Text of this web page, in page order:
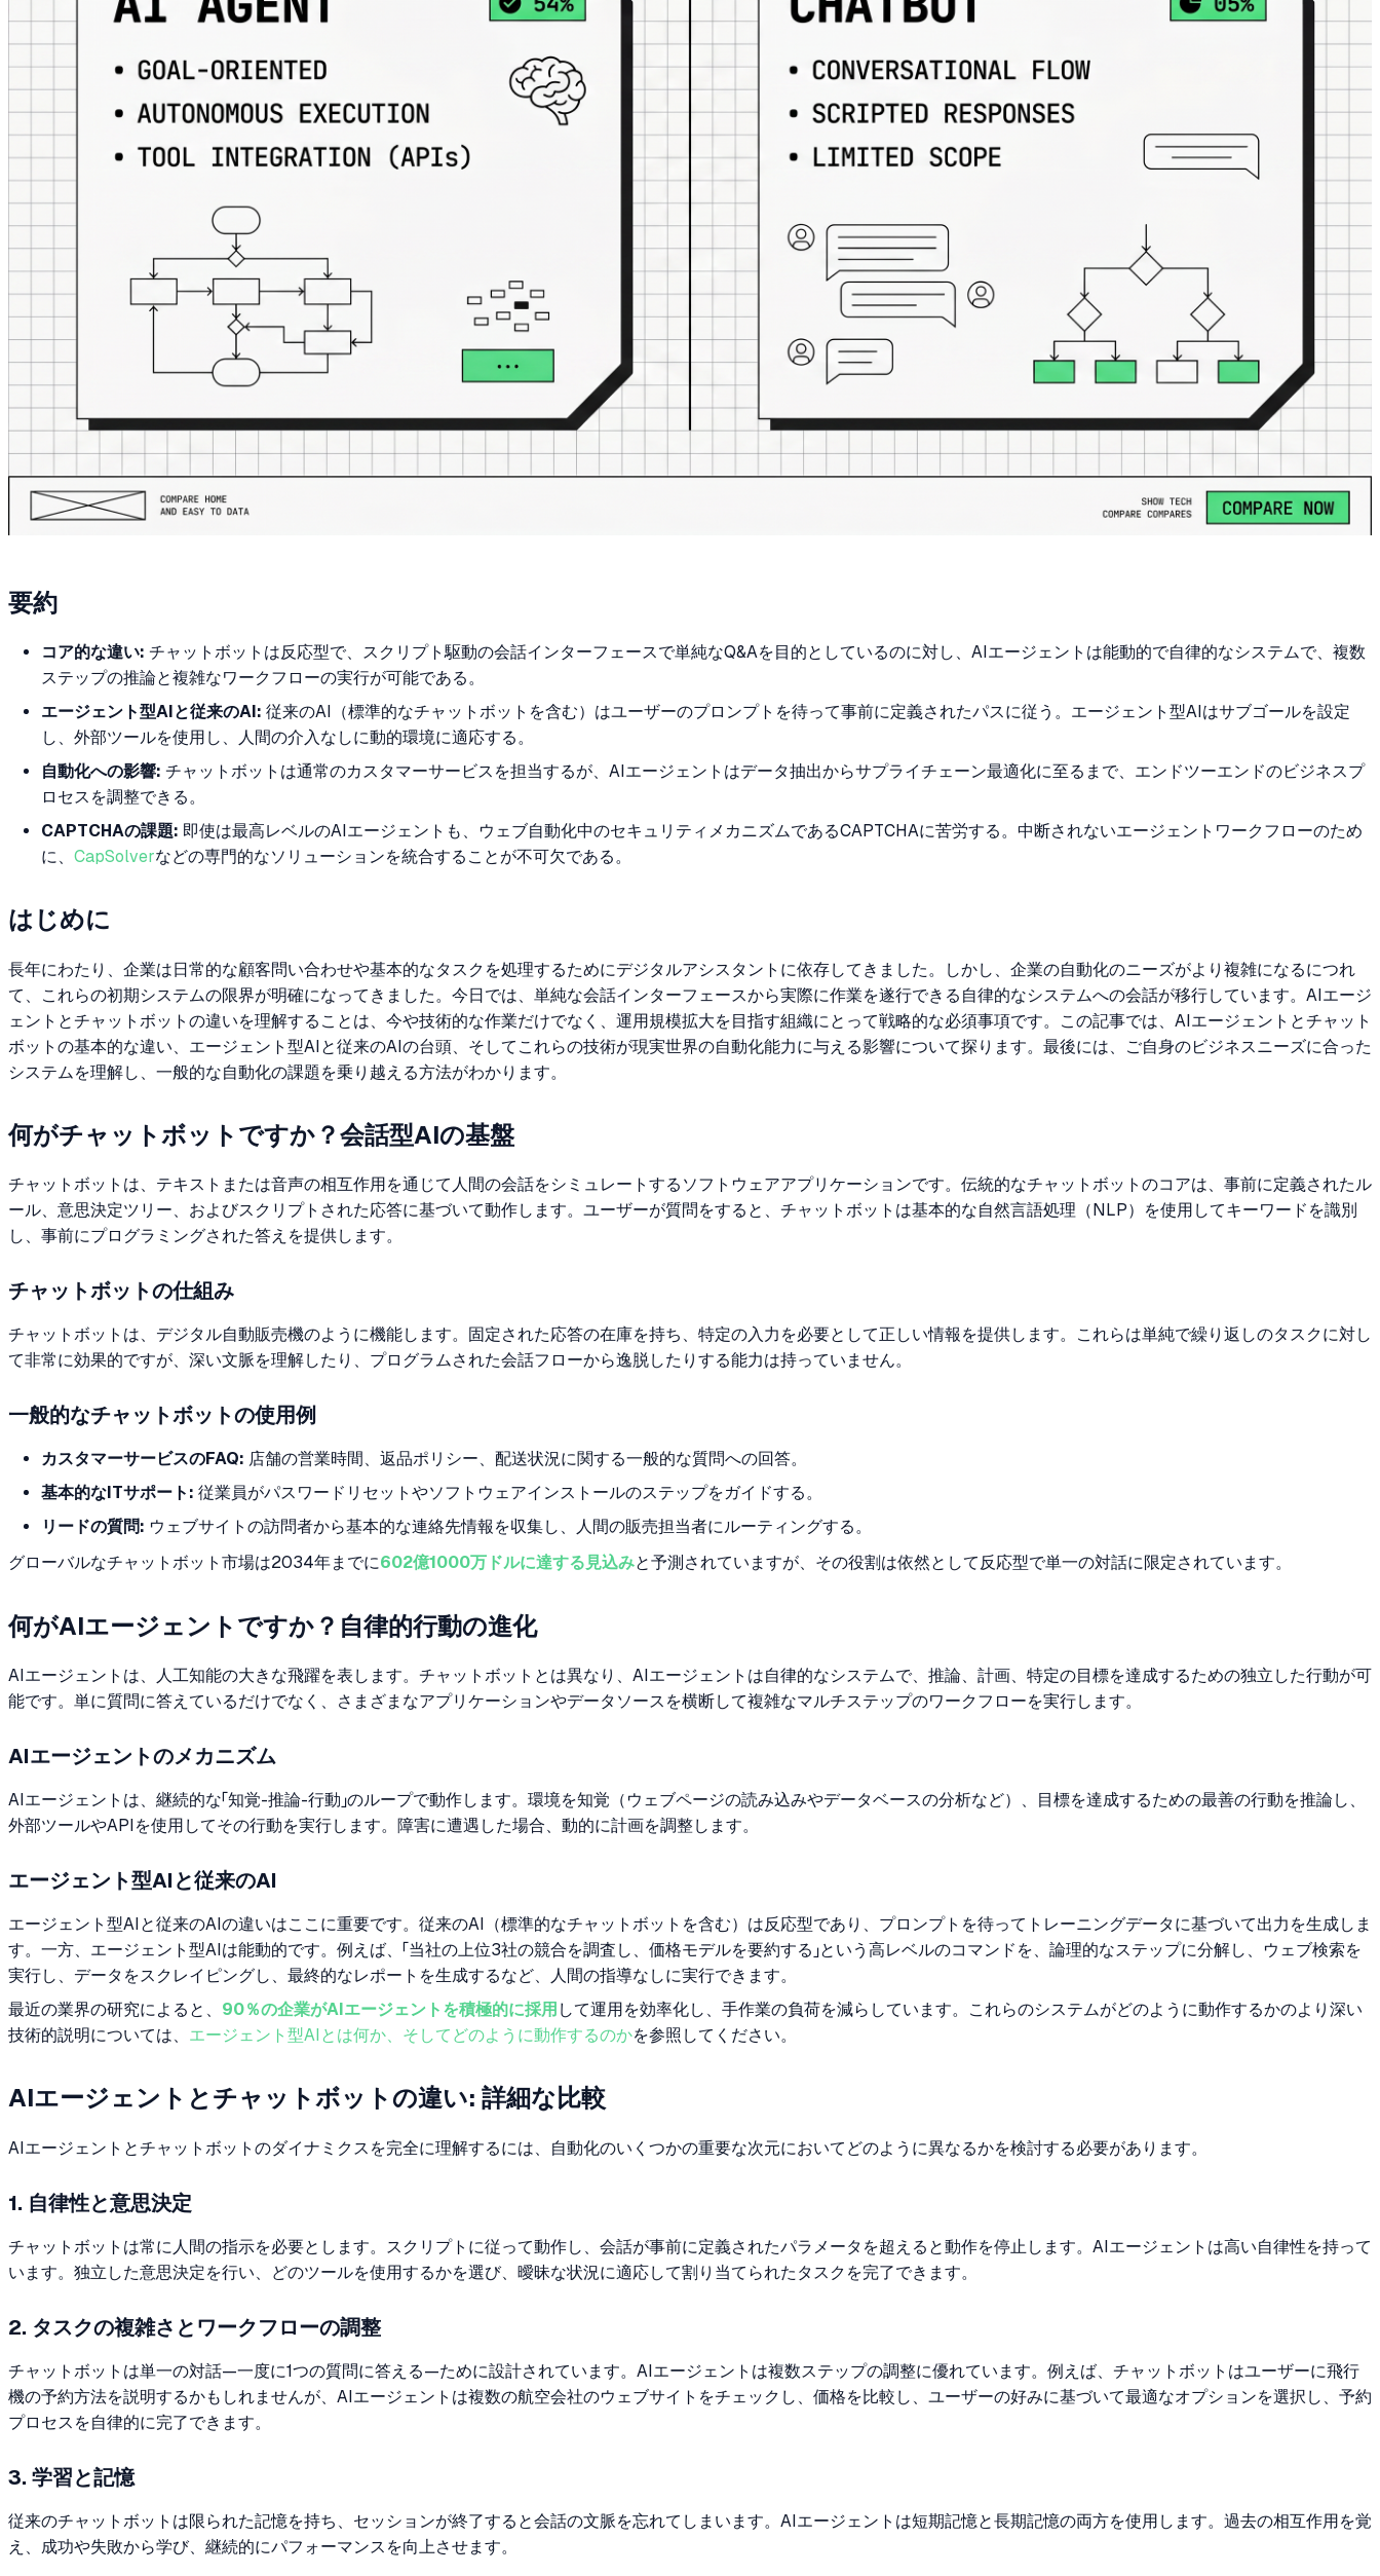
要約
コア的な違い: チャットボットは反応型で、スクリプト駆動の会話インターフェースで単純なQ&Aを目的としているのに対し、AIエージェントは能動的で自律的なシステムで、複数
ステップの推論と複雑なワークフローの実行が可能である。
エージェント型AIと従来のAI: 従来のAI（標準的なチャットボットを含む）はユーザーのプロンプトを待って事前に定義されたパスに従う。エージェント型AIはサブゴールを設定
し、外部ツールを使用し、人間の介入なしに動的環境に適応する。
自動化への影響: チャットボットは通常のカスタマーサービスを担当するが、AIエージェントはデータ抽出からサプライチェーン最適化に至るまで、エンドツーエンドのビジネスプ
ロセスを調整できる。
CAPTCHAの課題: 即使は最高レベルのAIエージェントも、ウェブ自動化中のセキュリティメカニズムであるCAPTCHAに苦労する。中断されないエージェントワークフローのため
に、 CapSolverなどの専門的なソリューションを統合することが不可欠である。
はじめに
長年にわたり、企業は日常的な顧客問い合わせや基本的なタスクを処理するためにデジタルアシスタントに依存してきました。しかし、企業の自動化のニーズがより複雑になるにつれ
て、これらの初期システムの限界が明確になってきました。今日では、単純な会話インターフェースから実際に作業を遂行できる自律的なシステムへの会話が移行しています。AIエージ
ェントとチャットボットの違いを理解することは、今や技術的な作業だけでなく、運用規模拡大を目指す組織にとって戦略的な必須事項です。この記事では、AIエージェントとチャット
ボットの基本的な違い、エージェント型AIと従来のAIの台頭、そしてこれらの技術が現実世界の自動化能力に与える影響について探ります。最後には、ご自身のビジネスニーズに合った
システムを理解し、一般的な自動化の課題を乗り越える方法がわかります。
何がチャットボットですか？会話型AIの基盤
チャットボットは、テキストまたは音声の相互作用を通じて人間の会話をシミュレートするソフトウェアアプリケーションです。伝統的なチャットボットのコアは、事前に定義されたル
ール、意思決定ツリー、およびスクリプトされた応答に基づいて動作します。ユーザーが質問をすると、チャットボットは基本的な自然言語処理（NLP）を使用してキーワードを識別
し、事前にプログラミングされた答えを提供します。
チャットボットの仕組み
チャットボットは、デジタル自動販売機のように機能します。固定された応答の在庫を持ち、特定の入力を必要として正しい情報を提供します。これらは単純で繰り返しのタスクに対し
て非常に効果的ですが、深い文脈を理解したり、プログラムされた会話フローから逸脱したりする能力は持っていません。
一般的なチャットボットの使用例
カスタマーサービスのFAQ: 店舗の営業時間、返品ポリシー、配送状況に関する一般的な質問への回答。
基本的なITサポート: 従業員がパスワードリセットやソフトウェアインストールのステップをガイドする。
リードの質問: ウェブサイトの訪問者から基本的な連絡先情報を収集し、人間の販売担当者にルーティングする。
グローバルなチャットボット市場は2034年までに602億1000万ドルに達する見込みと予測されていますが、その役割は依然として反応型で単一の対話に限定されています。
何がAIエージェントですか？自律的行動の進化
AIエージェントは、人工知能の大きな飛躍を表します。チャットボットとは異なり、AIエージェントは自律的なシステムで、推論、計画、特定の目標を達成するための独立した行動が可
能です。単に質問に答えているだけでなく、さまざまなアプリケーションやデータソースを横断して複雑なマルチステップのワークフローを実行します。
AIエージェントのメカニズム
AIエージェントは、継続的な「知覚-推論-行動」のループで動作します。環境を知覚（ウェブページの読み込みやデータベースの分析など）、目標を達成するための最善の行動を推論し、
外部ツールやAPIを使用してその行動を実行します。障害に遭遇した場合、動的に計画を調整します。
エージェント型AIと従来のAI
エージェント型AIと従来のAIの違いはここに重要です。従来のAI（標準的なチャットボットを含む）は反応型であり、プロンプトを待ってトレーニングデータに基づいて出力を生成しま
す。一方、エージェント型AIは能動的です。例えば、「当社の上位3社の競合を調査し、価格モデルを要約する」という高レベルのコマンドを、論理的なステップに分解し、ウェブ検索を
実行し、データをスクレイピングし、最終的なレポートを生成するなど、人間の指導なしに実行できます。
最近の業界の研究によると、 90％の企業がAIエージェントを積極的に採用 して運用を効率化し、手作業の負荷を減らしています。これらのシステムがどのように動作するかのより深い
技術的説明については、 エージェント型AIとは何か、そしてどのように動作するのかを参照してください。
AIエージェントとチャットボットの違い: 詳細な比較
AIエージェントとチャットボットのダイナミクスを完全に理解するには、自動化のいくつかの重要な次元においてどのように異なるかを検討する必要があります。
1. 自律性と意思決定
チャットボットは常に人間の指示を必要とします。スクリプトに従って動作し、会話が事前に定義されたパラメータを超えると動作を停止します。AIエージェントは高い自律性を持って
います。独立した意思決定を行い、どのツールを使用するかを選び、曖昧な状況に適応して割り当てられたタスクを完了できます。
2. タスクの複雑さとワークフローの調整
チャットボットは単一の対話—一度に1つの質問に答える—ために設計されています。AIエージェントは複数ステップの調整に優れています。例えば、チャットボットはユーザーに飛行
機の予約方法を説明するかもしれませんが、AIエージェントは複数の航空会社のウェブサイトをチェックし、価格を比較し、ユーザーの好みに基づいて最適なオプションを選択し、予約
プロセスを自律的に完了できます。
3. 学習と記憶
従来のチャットボットは限られた記憶を持ち、セッションが終了すると会話の文脈を忘れてしまいます。AIエージェントは短期記憶と長期記憶の両方を使用します。過去の相互作用を覚
え、成功や失敗から学び、継続的にパフォーマンスを向上させます。